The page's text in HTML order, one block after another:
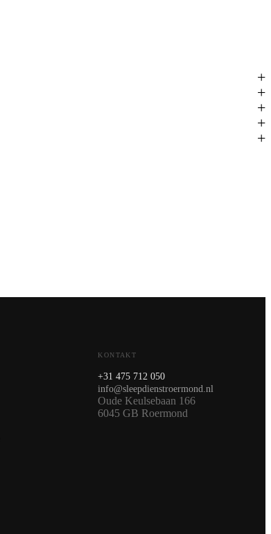
+
+
+
+
+
KONTAKT
+31 475 712 050
info@sleepdienstroermond.nl
Oude Keulsebaan 166
6045 GB Roermond